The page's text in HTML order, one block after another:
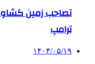
تصاحب زمین
ترامپ
۱۴۰۴/۰۵/۱۹